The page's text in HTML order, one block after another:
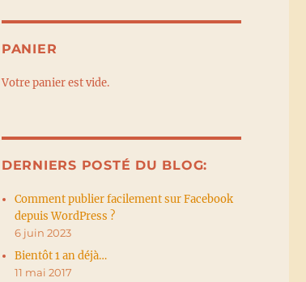
PANIER
Votre panier est vide.
DERNIERS POSTÉ DU BLOG:
Comment publier facilement sur Facebook
depuis WordPress ?
6 juin 2023
Bientôt 1 an déjà…
11 mai 2017